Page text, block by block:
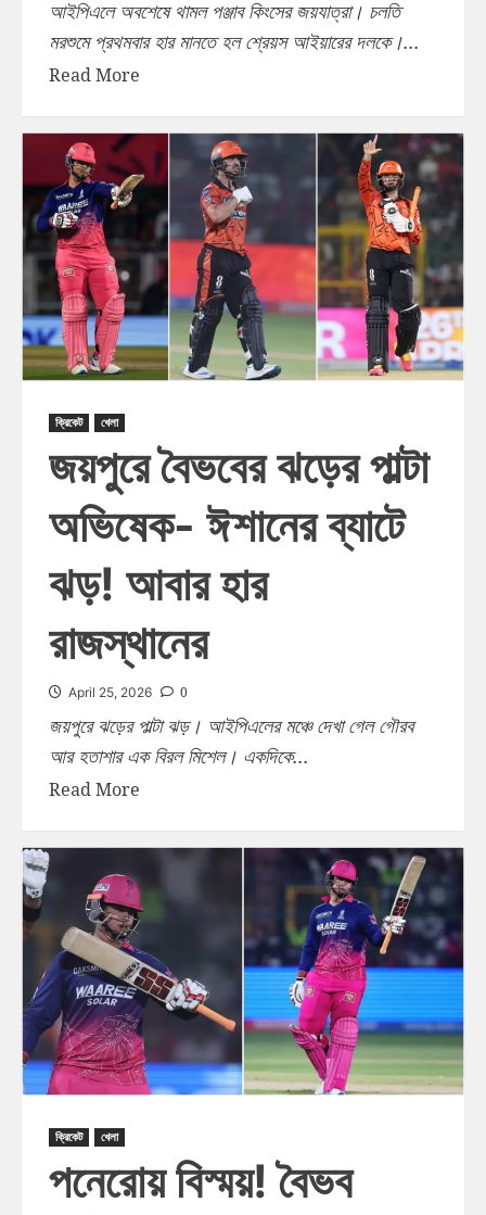
আইপিএলে অবশেষে থামল পঞ্জাব কিংসের জয়যাত্রা। চলতি
মরশুমে প্রথমবার হার মানতে হল শ্রেয়স আইয়ারের দলকে।...
Read More
ক্রিকেট খেলা
জয়পুরে বৈভবের ঝড়ের পাল্টা
অভিষেক- ঈশানের ব্যাটে
ঝড়! আবার হার
রাজস্থানের
April 25, 2026 0
জয়পুরে ঝড়ের পাল্টা ঝড়। আইপিএলের মঞ্চে দেখা গেল গৌরব
আর হতাশার এক বিরল মিশেল। একদিকে...
Read More
ক্রিকেট খেলা
পনেরোয় বিস্ময়! বৈভব